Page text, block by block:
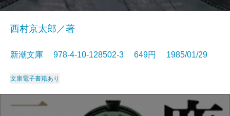
西村京太郎／著
新潮文庫 978-4-10-128502-3 649円 1985/01/29
文庫電子書籍あり